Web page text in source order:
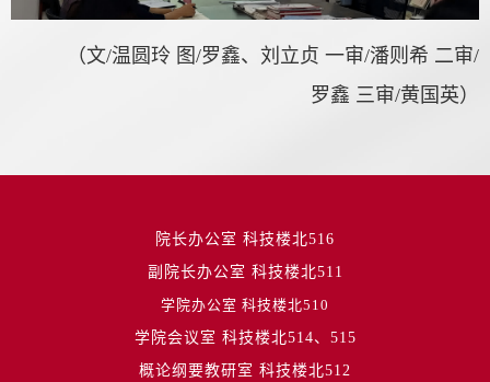
（文/温圆玲 图/罗鑫、刘立贞 一审/潘则希 二审/
罗鑫 三审/黄国英）
院长办公室 科技楼北516
副院长办公室 科技楼北511
学院办公室 科技楼北510
学院会议室 科技楼北514、515
概论纲要教研室 科技楼北512